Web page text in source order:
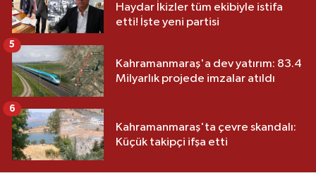
Haydar İkizler tüm ekibiyle istifa
etti! İşte yeni partisi
Kahramanmaraş'a dev yatırım: 83.4
Milyarlık projede imzalar atıldı
5
Kahramanmaraş'ta çevre skandalı:
Küçük takipçi ifşa etti
6